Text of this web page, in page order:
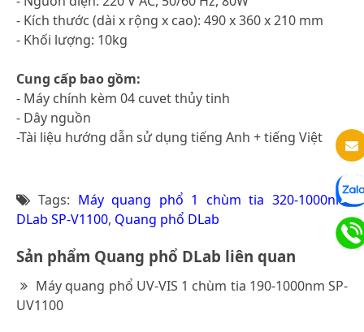
- Kích thước (dài x rộng x cao): 490 x 360 x 210 mm
- Khối lượng: 10kg
Cung cấp bao gồm:
- Máy chính kèm 04 cuvet thủy tinh
- Dây nguồn
-Tài liệu hướng dẫn sử dụng tiếng Anh + tiếng Việt
Tags: Máy quang phổ 1 chùm tia 320-1000nm
DLab SP-V1100, Quang phổ DLab
Sản phẩm Quang phổ DLab liên quan
Máy quang phổ UV-VIS 1 chùm tia 190-1000nm SP-
UV1100